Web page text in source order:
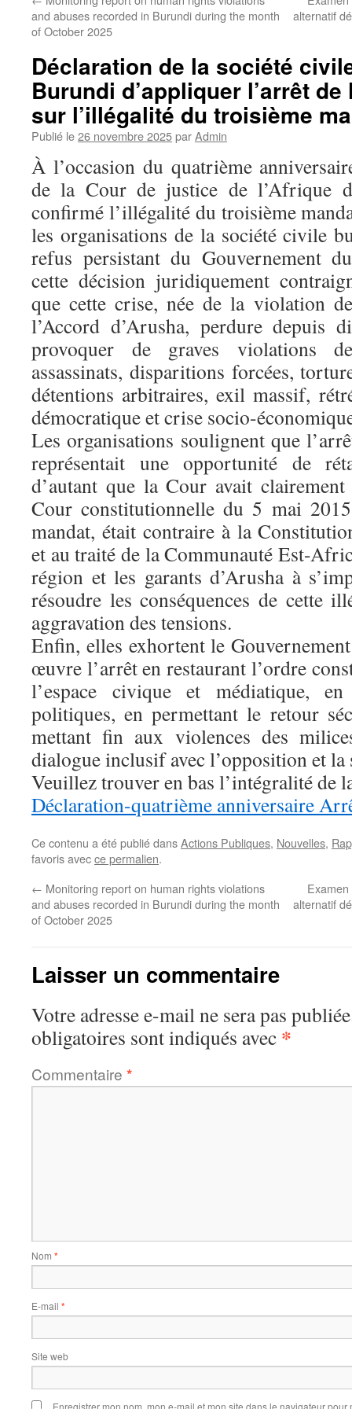
and abuses recorded in Burundi during the month
of October 2025
alternatif
Déclaration de la société
Burundi d’appliquer l’arrêt de
sur l’illégalité du troisième
Publié le26 novembre 2025parAdmin
À l’occasion du quatrième
de la Cour de justice de l’Afrique
confirmé l’illégalité du troisième
les organisations de la société civile
refus persistant du Gouvernement
cette décision juridiquement
que cette crise, née de la violation
l’Accord d’Arusha, perdure depuis
provoquer de graves violations
assassinats, disparitions forcées,
détentions arbitraires, exil massif,
démocratique et crise socio-
Les organisations soulignent que
représentait une opportunité de
d’autant que la Cour avait
Cour constitutionnelle du 5 mai
mandat, était contraire à la
et au traité de la Communauté Est-
région et les garants d’Arusha à
résoudre les conséquences de cette
aggravation des tensions.
Enfin, elles exhortent le
œuvre l’arrêt en restaurant l’ordre
l’espace civique et médiatique,
politiques, en permettant le retour
mettant fin aux violences des
dialogue inclusif avec l’opposition et
Veuillez trouver en bas l’intégralité de
Déclaration-quatrième anniversaire
Ce contenu a été publié dansActions Publiques, Nouvelles,
favoris avecce permalien.
← Monitoring report on human rights violations
and abuses recorded in Burundi during the month
of October 2025
alternatif
Laisser un commentaire
Votre adresse e-mail ne sera pas
obligatoires sont indiqués avec *
Commentaire *
Nom *
E-mail *
Site web
Enregistrer mon nom, mon e-mail et mon site dans le navigateur